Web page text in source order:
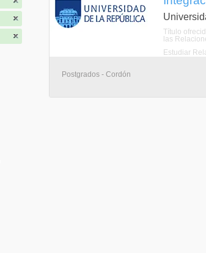
Título
las
Estudiar
Postgrados - Cordón